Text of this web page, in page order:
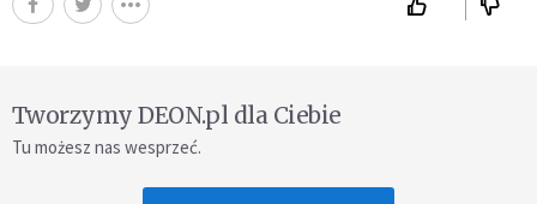
Tworzymy DEON.pl dla Ciebie
Tu możesz nas wesprzeć.